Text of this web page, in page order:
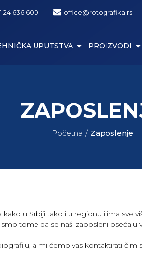
24 636 600 office@rotografika.rs
UPUTSTVA PROIZVODI
Početna Zaposlenje
u Srbiji tako i u regionu i ima sve
tome da se naši zaposleni osećaju
a mi ćemo vas kontaktirati čim